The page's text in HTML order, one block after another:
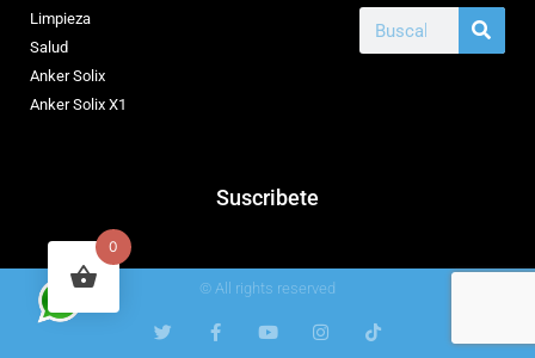
Limpieza
Salud
Anker Solix
Anker Solix X1
Suscribete
© All rights reserved
0